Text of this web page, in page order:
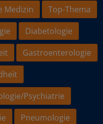
Medizin
Top-Thema
Diabetologie
Gastroenterologie
Psychiatrie
Pneumologie